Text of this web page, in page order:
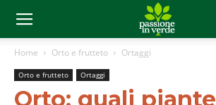
Home Orto e frutteto Ortaggi
Orto e frutteto Ortaggi
Orto: quali piante